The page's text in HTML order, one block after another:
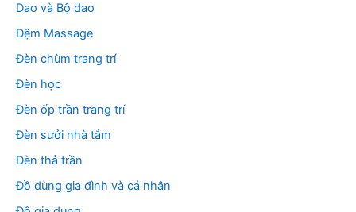
Dao và Bộ dao
Đệm Massage
Đèn chùm trang trí
Đèn học
Đèn ốp trần trang trí
Đèn sưởi nhà tắm
Đèn thả trần
Đồ dùng gia đình và cá nhân